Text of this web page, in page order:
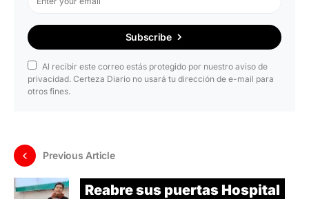
Subscribe
Al recibir este correo estás protegido por nuestro aviso de
privacidad. Certeza Diario no usará tu dirección de e-mail para
otros fines.
Previous Article
Reabre sus puertas Hospital